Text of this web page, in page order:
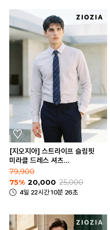
[지오지아] 스트라이프 슬림핏
미라클 드레스 셔츠
(AEE5WD1101_B)
79,900
75% 20,000 25,000
4일 22시간 10분 26초